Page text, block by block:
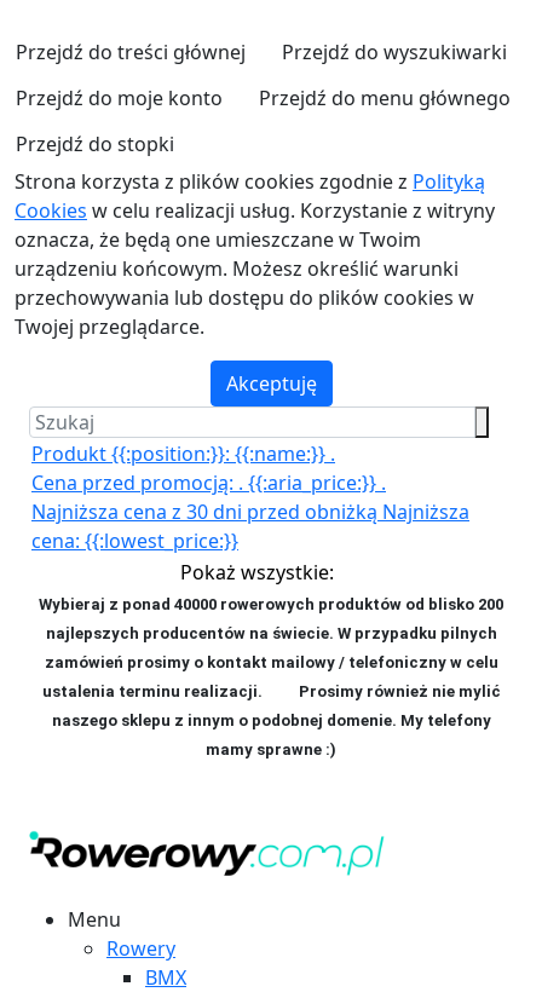
Przejdź do treści głównej
Przejdź do wyszukiwarki
Przejdź do moje konto
Przejdź do menu głównego
Przejdź do stopki
Strona korzysta z plików cookies zgodnie z Polityką
Cookies w celu realizacji usług. Korzystanie z witryny
oznacza, że będą one umieszczane w Twoim
urządzeniu końcowym. Możesz określić warunki
przechowywania lub dostępu do plików cookies w
Twojej przeglądarce.
Akceptuję
Produkt {{:position:}}: {{:name:}} .
Cena przed promocją: . {{:aria_price:}} .
Najniższa cena z 30 dni przed obniżką Najniższa
cena: {{:lowest_price:}}
Pokaż wszystkie:
Wybieraj z ponad 40000 rowerowych produktów od blisko 200
najlepszych producentów na świecie. W przypadku pilnych
zamówień prosimy o kontakt mailowy / telefoniczny w celu
ustalenia terminu realizacji. Prosimy również nie mylić
naszego sklepu z innym o podobnej domenie. My telefony
mamy sprawne :)
Menu
Rowery
BMX